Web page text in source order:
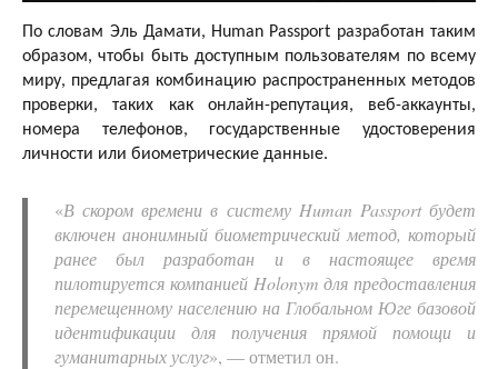
По словам Эль Дамати, Human Passport разработан таким
образом, чтобы быть доступным пользователям по всему
миру, предлагая комбинацию распространенных методов
проверки, таких как онлайн-репутация, веб-аккаунты,
номера телефонов, государственные удостоверения
личности или биометрические данные.
«В скором времени в систему Human Passport будет
включен анонимный биометрический метод, который
ранее был разработан и в настоящее время
пилотируется компанией Holonym для предоставления
перемещенному населению на Глобальном Юге базовой
идентификации для получения прямой помощи и
гуманитарных услуг», — отметил он.